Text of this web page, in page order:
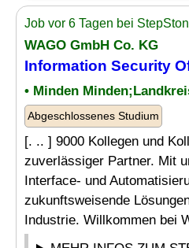
Job vor 6 Tagen bei
WAGO GmbH Co. KG
Information Security
• Minden
Abgeschlossenes Studium
[. .. ] 9000 Kollegen und
zuverlässiger Partner. Mit
Interface- und
zukunftsweisende
Industrie. Willkommen bei